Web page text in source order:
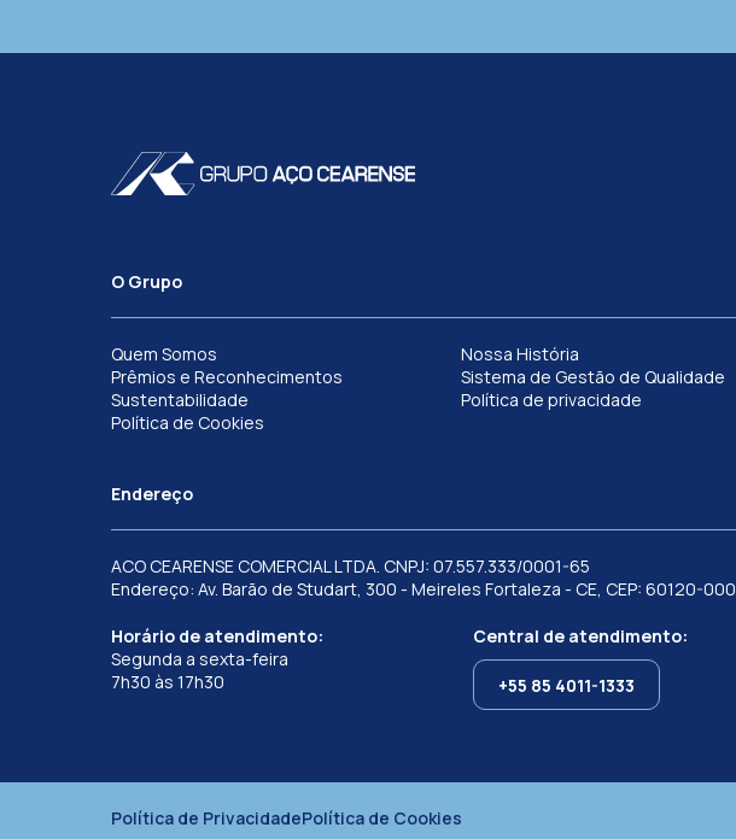
O Grupo
Quem Somos
Nossa História
Prêmios e Reconhecimentos
Sistema de Gestão de Qualidade
Sustentabilidade
Política de privacidade
Política de Cookies
Endereço
ACO CEARENSE COMERCIAL LTDA. CNPJ: 07.557.333/0001-65
Endereço: Av. Barão de Studart, 300 - Meireles Fortaleza - CE, CEP: 60120-000
Horário de atendimento:
Segunda a sexta-feira
7h30 às 17h30
Central de atendimento:
+55 85 4011-1333
Política de PrivacidadePolítica de Cookies